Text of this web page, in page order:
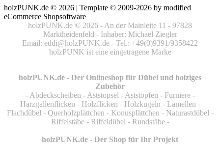
holzPUNK.de © 2026 | Template © 2009-2026 by modified
eCommerce Shopsoftware
holzPUNK.de © 2026 - An der Mainleite 11 - 97828
Marktheidenfeld - Inhaber: Michael Ziegler
Email: eddi@holzPUNK.de - Tel.: +49(0)9391/9358422
holzPUNK ist eine eingetragene Marke
holzPUNK.de - Der Onlineshop für Dübel und holziges
Zubehör
- Abdeckscheiben - Aststopsel - Aststopfen - Furniere -
Harzgallenflicken - Holzflicken - Holzkugeln - Lamellen -
Flachdübel - Querholzplättchen - Konusplättchen - Naturastdübel -
Riffelstäbe - Riffeldübel - Rundstäbe -
holzPUNK.de - Der Shop für Ihr Projekt